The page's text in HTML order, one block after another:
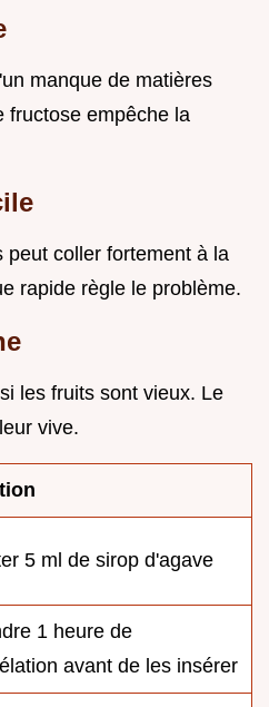
manque de matières
fructose empêche la
peut coller fortement à la
rapide règle le problème.
les fruits sont vieux. Le
vive.
5 ml de sirop d'agave
1 heure de
avant de les insérer